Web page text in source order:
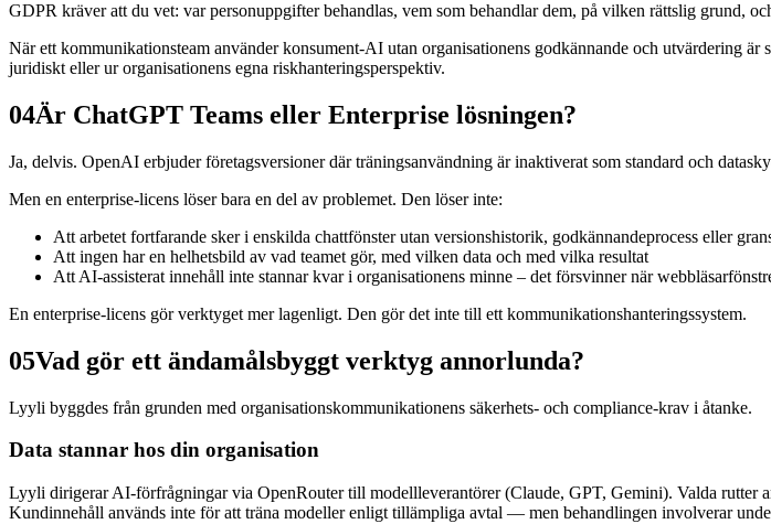
GDPR kräver att du vet: var personuppgifter behandlas, vem som behandlar dem, på vilken rättslig grund,
När ett kommunikationsteam använder konsument-AI utan organisationens godkännande och utvärdering
juridiskt eller ur organisationens egna riskhanteringsperspektiv.
04Är ChatGPT Teams eller Enterprise lösningen?
Ja, delvis. OpenAI erbjuder företagsversioner där träningsanvändning är inaktiverat som standard och
Men en enterprise-licens löser bara en del av problemet. Den löser inte:
Att arbetet fortfarande sker i enskilda chattfönster utan versionshistorik, godkännandeprocess eller
Att ingen har en helhetsbild av vad teamet gör, med vilken data och med vilka resultat
Att AI-assisterat innehåll inte stannar kvar i organisationens minne – det försvinner när
En enterprise-licens gör verktyget mer lagenligt. Den gör det inte till ett kommunikationshanteringssystem.
05Vad gör ett ändamålsbyggt verktyg annorlunda?
Lyyli byggdes från grunden med organisationskommunikationens säkerhets- och compliance-krav i åtanke.
Data stannar hos din organisation
Lyyli dirigerar AI-förfrågningar via OpenRouter till modellleverantörer (Claude, GPT, Gemini). Valda rutter
Kundinnehåll används inte för att träna modeller enligt tillämpliga avtal — men behandlingen involverar